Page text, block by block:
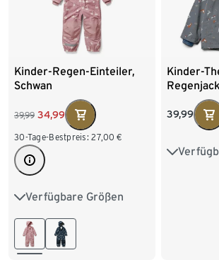
Kinder-Regen-Einteiler,
Schwan
39,99 34,99
30-Tage-Bestpreis: 27,00 €
Verfügbare Größen
74/80 86/92
98/104
Kinder-
Elementen
39,99
74/80